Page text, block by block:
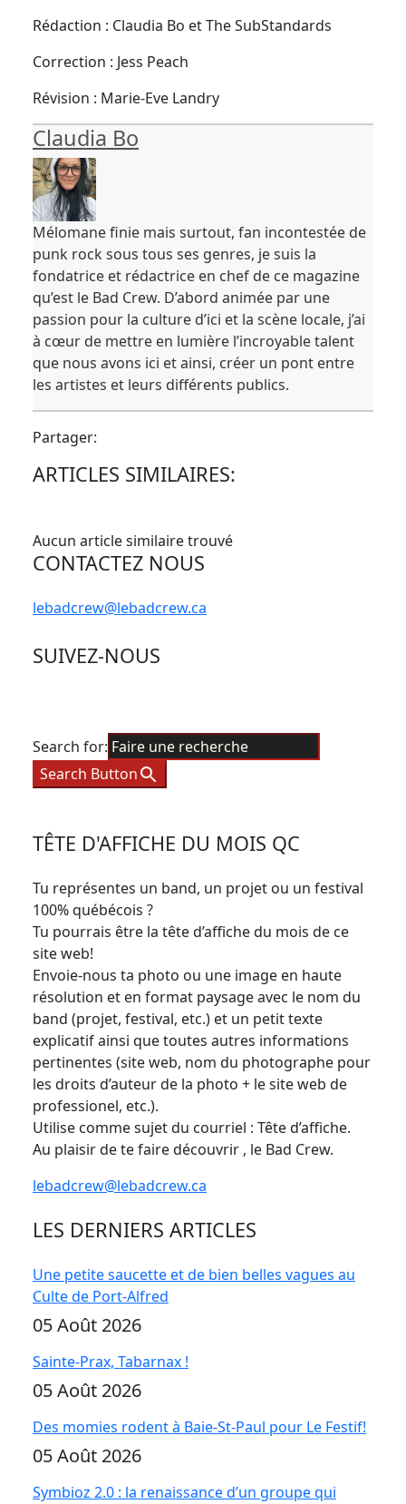
Rédaction : Claudia Bo et The SubStandards
Correction : Jess Peach
Révision : Marie-Eve Landry
Claudia Bo
Mélomane finie mais surtout, fan incontestée de
punk rock sous tous ses genres, je suis la
fondatrice et rédactrice en chef de ce magazine
qu’est le Bad Crew. D’abord animée par une
passion pour la culture d’ici et la scène locale, j’ai
à cœur de mettre en lumière l’incroyable talent
que nous avons ici et ainsi, créer un pont entre
les artistes et leurs différents publics.
Partager:
ARTICLES SIMILAIRES:
Aucun article similaire trouvé
CONTACTEZ NOUS
lebadcrew@lebadcrew.ca
SUIVEZ-NOUS
Search for:
Search Button
TÊTE D'AFFICHE DU MOIS QC
Tu représentes un band, un projet ou un festival
100% québécois ?
Tu pourrais être la tête d’affiche du mois de ce
site web!
Envoie-nous ta photo ou une image en haute
résolution et en format paysage avec le nom du
band (projet, festival, etc.) et un petit texte
explicatif ainsi que toutes autres informations
pertinentes (site web, nom du photographe pour
les droits d’auteur de la photo + le site web de
professionel, etc.).
Utilise comme sujet du courriel : Tête d’affiche.
Au plaisir de te faire découvrir , le Bad Crew.
lebadcrew@lebadcrew.ca
LES DERNIERS ARTICLES
Une petite saucette et de bien belles vagues au
Culte de Port-Alfred
05 Août 2026
Sainte-Prax, Tabarnax !
05 Août 2026
Des momies rodent à Baie-St-Paul pour Le Festif!
05 Août 2026
Symbioz 2.0 : la renaissance d’un groupe qui